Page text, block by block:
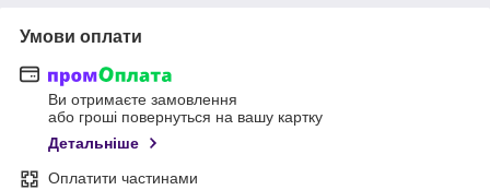
Умови оплати
Ви отримаєте замовлення
або гроші повернуться на вашу картку
Детальніше
Оплатити частинами